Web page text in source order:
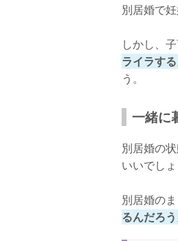
別居婚で
しかし、
ライラす
う。
一緒に
別居婚の
いいでしょ
別居婚の
るんだろう